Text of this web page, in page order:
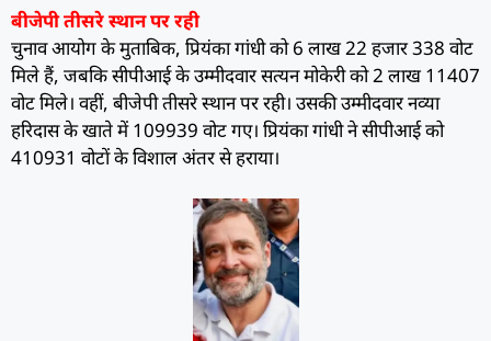
बीजेपी तीसरे स्थान पर रही
चुनाव आयोग के मुताबिक, प्रियंका गांधी को 6 लाख 22 हजार 338 वोट
मिले हैं, जबकि सीपीआई के उम्मीदवार सत्यन मोकेरी को 2 लाख 11407
वोट मिले। वहीं, बीजेपी तीसरे स्थान पर रही। उसकी उम्मीदवार नव्या
हरिदास के खाते में 109939 वोट गए। प्रियंका गांधी ने सीपीआई को
410931 वोटों के विशाल अंतर से हराया।